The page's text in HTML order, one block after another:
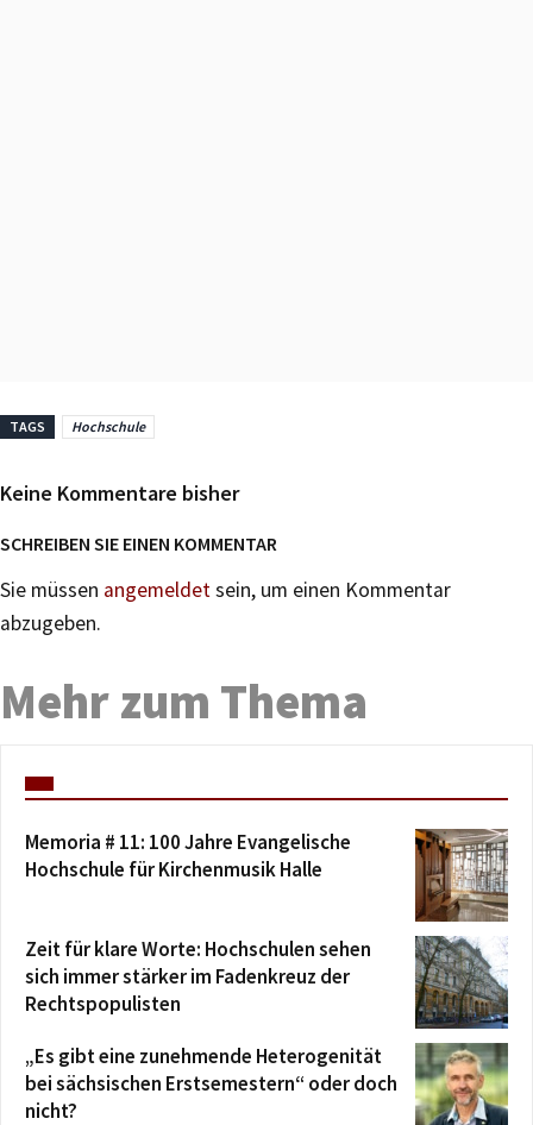
TAGS Hochschule
Keine Kommentare bisher
SCHREIBEN SIE EINEN KOMMENTAR
Sie müssen angemeldetsein, um einen Kommentar
abzugeben.
Mehr zum Thema
Memoria # 11: 100 Jahre Evangelische
Hochschule für Kirchenmusik Halle
Zeit für klare Worte: Hochschulen sehen
sich immer stärker im Fadenkreuz der
Rechtspopulisten
„Es gibt eine zunehmende Heterogenität
bei sächsischen Erstsemestern“ oder doch
nicht?